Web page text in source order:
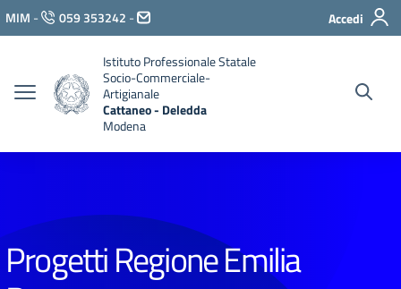
Vai ai contenuti
Vai al menu di navigazione
Vai al footer
MIM - 059 353242 - Accedi
Istituto Professionale Statale
Socio-Commerciale-
Artigianale
Cattaneo - Deledda
Modena
Progetti Regione Emilia